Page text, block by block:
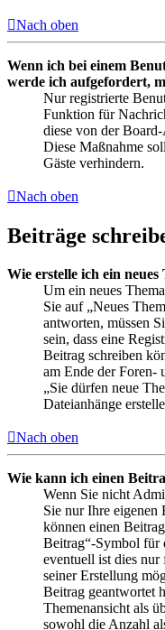
Nach oben
Wenn ich bei einem
werde ich aufgefordert,
Nur registrierte
Funktion für
diese von der
Diese Maßnahme
Gäste verhindern.
Nach oben
Beiträge
Wie erstelle ich ein
Um ein neues
Sie auf „Neues
antworten, müssen
sein, dass eine
Beitrag schreiben
am Ende der Foren-
„Sie dürfen neue
Dateianhänge
Nach oben
Wie kann ich einen
Wenn Sie nicht
Sie nur Ihre eigenen
können einen
Beitrag“-Symbol für
eventuell ist dies nur
seiner Erstellung
Beitrag geantwortet
Themenansicht als
sowohl die Anzahl